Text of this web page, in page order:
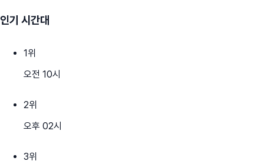
인기 시간대
1위
오전 10시
2위
오후 02시
3위